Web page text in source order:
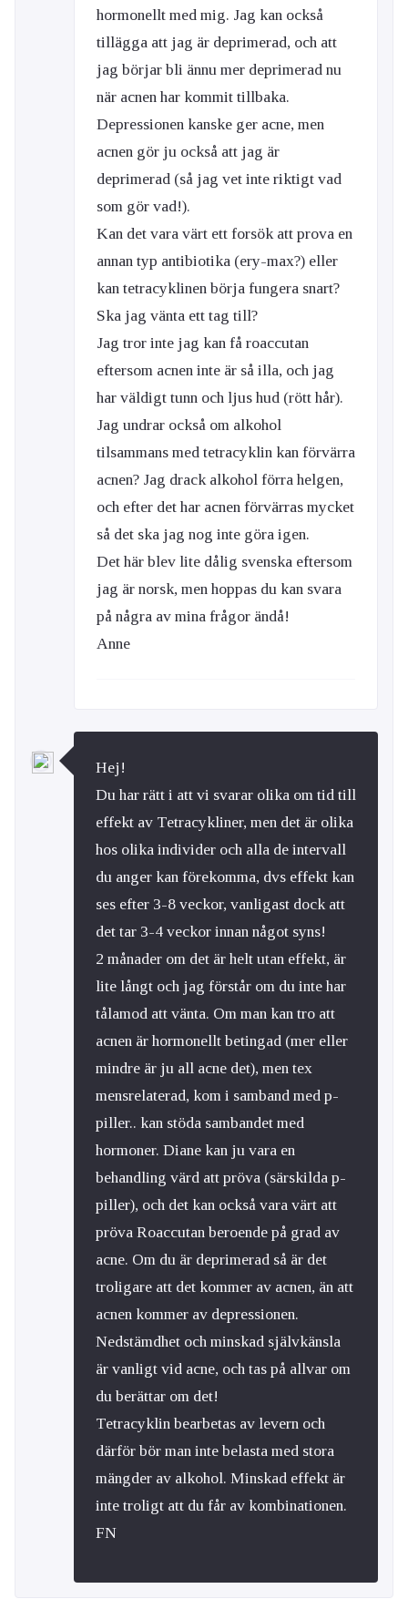
hormonellt med mig. Jag kan också
tillägga att jag är deprimerad, och att
jag börjar bli ännu mer deprimerad nu
när acnen har kommit tillbaka.
Depressionen kanske ger acne, men
acnen gör ju också att jag är
deprimerad (så jag vet inte riktigt vad
som gör vad!).
Kan det vara värt ett forsök att prova en
annan typ antibiotika (ery-max?) eller
kan tetracyklinen börja fungera snart?
Ska jag vänta ett tag till?
Jag tror inte jag kan få roaccutan
eftersom acnen inte är så illa, och jag
har väldigt tunn och ljus hud (rött hår).
Jag undrar också om alkohol
tilsammans med tetracyklin kan förvärra
acnen? Jag drack alkohol förra helgen,
och efter det har acnen förvärras mycket
så det ska jag nog inte göra igen.
Det här blev lite dålig svenska eftersom
jag är norsk, men hoppas du kan svara
på några av mina frågor ändå!
Anne
Hej!
Du har rätt i att vi svarar olika om tid till
effekt av Tetracykliner, men det är olika
hos olika individer och alla de intervall
du anger kan förekomma, dvs effekt kan
ses efter 3-8 veckor, vanligast dock att
det tar 3-4 veckor innan något syns!
2 månader om det är helt utan effekt, är
lite långt och jag förstår om du inte har
tålamod att vänta. Om man kan tro att
acnen är hormonellt betingad (mer eller
mindre är ju all acne det), men tex
mensrelaterad, kom i samband med p-
piller.. kan stöda sambandet med
hormoner. Diane kan ju vara en
behandling värd att pröva (särskilda p-
piller), och det kan också vara värt att
pröva Roaccutan beroende på grad av
acne. Om du är deprimerad så är det
troligare att det kommer av acnen, än att
acnen kommer av depressionen.
Nedstämdhet och minskad självkänsla
är vanligt vid acne, och tas på allvar om
du berättar om det!
Tetracyklin bearbetas av levern och
därför bör man inte belasta med stora
mängder av alkohol. Minskad effekt är
inte troligt att du får av kombinationen.
FN